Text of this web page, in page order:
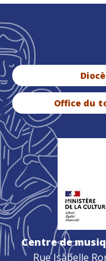
Office du
Centre de
Rue Isabelle